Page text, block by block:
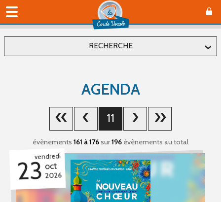
RECHERCHE
Affiner
AGENDA
11
évènements 161 à 176sur196 évènements au total
vendredi
23 oct
2026